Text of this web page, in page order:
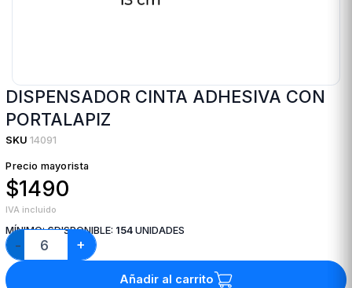
DISPENSADOR CINTA ADHESIVA CON
PORTALAPIZ
SKU 14091
Precio mayorista
$1490
IVA incluido
MÍNIMO:6DISPONIBLE: 154 UNIDADES
− +
Añadir al carrito